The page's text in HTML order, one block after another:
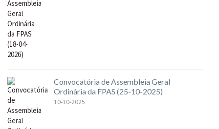
Convocatória de Assembleia Geral
Ordinária da FPAS (25-10-2025)
10-10-2025